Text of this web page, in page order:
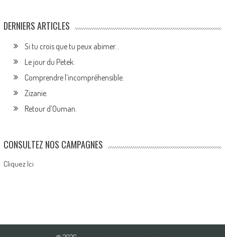
DERNIERS ARTICLES
Si tu crois que tu peux abimer…
Le jour du Petek.
Comprendre l’incompréhensible.
Zizanie.
Retour d’Ouman.
CONSULTEZ NOS CAMPAGNES
Cliquez Ici